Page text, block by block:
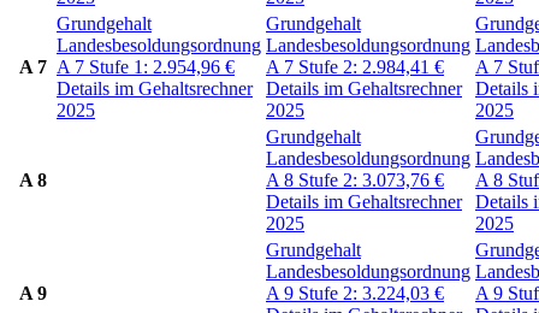
A 7
Grundgehalt
Landesbesoldungsordnung
A 7 Stufe 1: 2.954,96 €
Details im Gehaltsrechner
2025
Grundgehalt
Landesbesoldungsordnung
A 7 Stufe 2: 2.984,41 €
Details im Gehaltsrechner
2025
A 7
Details
2025
A 8
Grundgehalt
Landesbesoldungsordnung
A 8 Stufe 2: 3.073,76 €
Details im Gehaltsrechner
2025
A 8
Details
2025
A 9
Grundgehalt
Landesbesoldungsordnung
A 9 Stufe 2: 3.224,03 €
A 9